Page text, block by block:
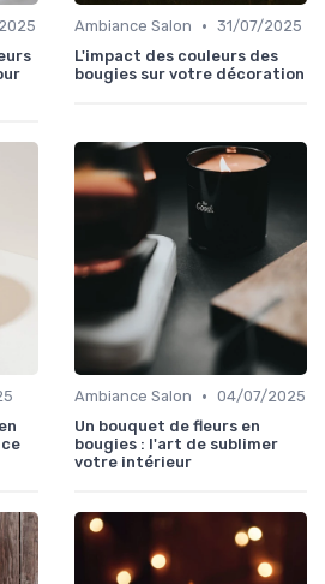
Ambiance Salon • 31/07/2025
L'impact des couleurs des
bougies sur votre décoration
Ambiance Salon • 04/07/2025
Un bouquet de fleurs en
bougies : l'art de sublimer
votre intérieur